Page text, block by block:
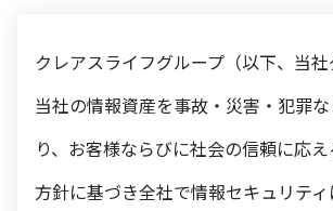
クレアスライフグループ（以下、当社
当社の情報資産を事故・災害・犯罪
り、お客様ならびに社会の信頼に応
方針に基づき全社で情報セキュリテ